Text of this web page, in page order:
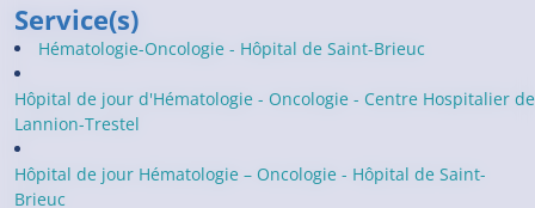
Service(s)
Hématologie-Oncologie - Hôpital de Saint-Brieuc
Hôpital de jour d'Hématologie - Oncologie - Centre Hospitalier de
Lannion-Trestel
Hôpital de jour Hématologie – Oncologie - Hôpital de Saint-
Brieuc